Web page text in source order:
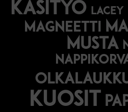
käsityö lacey
magneetti
musta
kuosit